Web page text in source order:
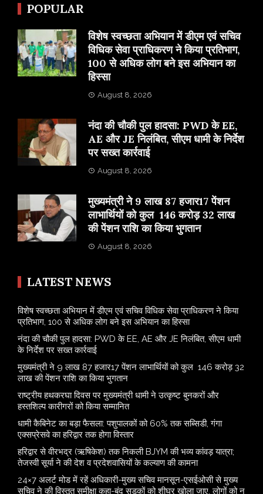
POPULAR
विशेष स्वच्छता अभियान में डीएम एवं सचिव
विधिक सेवा प्राधिकरण ने किया प्रतिभाग,
100 से अधिक लोग बने इस अभियान का
हिस्सा
August 8, 2026
नंदा की चौकी पुल हादसा: PWD के EE,
AE और JE निलंबित, सीएम धामी के निर्देश
पर सख्त कार्रवाई
August 8, 2026
मुख्यमंत्री ने 9 लाख 87 हजार17 पेंशन
लाभार्थियों को कुल 146 करोड़ 32 लाख
की पेंशन राशि का किया भुगतान
August 8, 2026
LATEST NEWS
विशेष स्वच्छता अभियान में डीएम एवं सचिव विधिक सेवा प्राधिकरण ने किया
प्रतिभाग, 100 से अधिक लोग बने इस अभियान का हिस्सा
नंदा की चौकी पुल हादसा: PWD के EE, AE और JE निलंबित, सीएम धामी
के निर्देश पर सख्त कार्रवाई
मुख्यमंत्री ने 9 लाख 87 हजार17 पेंशन लाभार्थियों को कुल 146 करोड़ 32
लाख की पेंशन राशि का किया भुगतान
राष्ट्रीय हथकरघा दिवस पर मुख्यमंत्री धामी ने उत्कृष्ट बुनकरों और
हस्तशिल्प कारीगरों को किया सम्मानित
​धामी कैबिनेट का बड़ा फैसला: पशुपालकों को 60% तक सब्सिडी, गंगा
एक्सप्रेसवे का हरिद्वार तक होगा विस्तार
​हरिद्वार से वीरभद्र (ऋषिकेश) तक निकली BJYM की भव्य कांवड़ यात्रा;
तेजस्वी सूर्या ने की देश व प्रदेशवासियों के कल्याण की कामना
24×7 अलर्ट मोड में रहें अधिकारी-मुख्य सचिव मानसून-एसईओसी से मुख्य
सचिव ने की विस्तृत समीक्षा कहा-बंद सड़कों को शीघ्र खोला जाए, लोगों को न